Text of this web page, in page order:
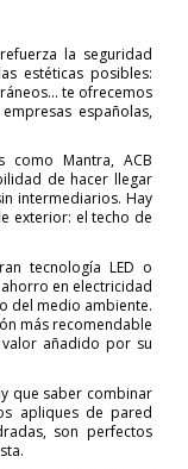
la seguridad
estéticas posibles:
te ofrecemos
españolas,
como Mantra, ACB
de hacer llegar
intermediarios. Hay
exterior: el techo de
tecnología LED o
en electricidad
del medio ambiente.
más recomendable
añadido por su
que saber combinar
apliques de pared
son perfectos